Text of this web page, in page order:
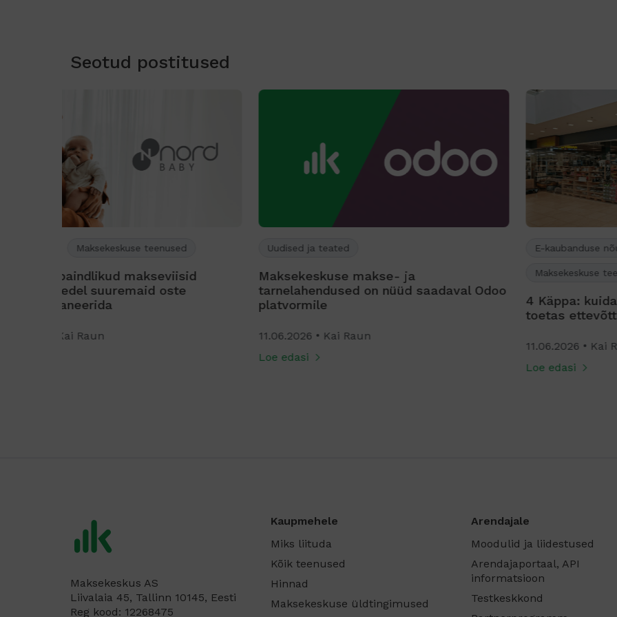
Seotud postitused
Uudised ja teated
Maksekeskuse makse- ja
tarnelahendused on nüüd saadaval Odoo
platvormile
11.06.2026
E-kaubanduse nõuanded
Maksekeskuse teenused
4 Käppa: kuidas kaupmehe rahastus
toetas ettevõtte järgmist kasvusammu
Maksekeskus AS
Liivalaia 45, Tallinn 10145, Eesti
Reg kood: 12268475
Kaupmehele
Miks liituda
Kõik teenused
Hinnad
Maksekeskuse üldtingimused
Arendajale
Moodulid ja liidestused
Arendajaportaal, API
informatsioon
Testkeskkond